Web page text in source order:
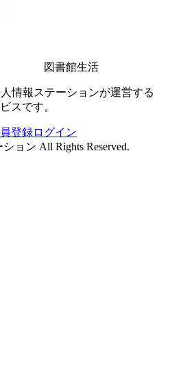
図書館生活
情報ステーションが運営する
スです。
登録ログイン
ョン All Rights Reserved.